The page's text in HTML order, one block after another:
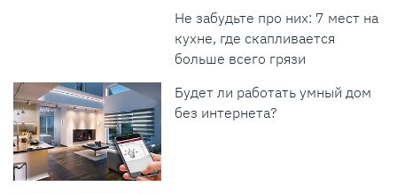
Не забудьте про них: 7 мест на
кухне, где скапливается
больше всего грязи
Будет ли работать умный дом
без интернета?